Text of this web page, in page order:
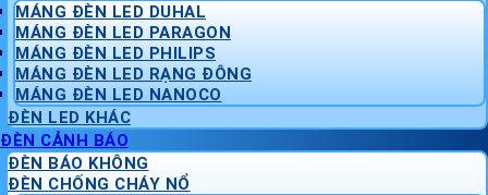
MÁNG ĐÈN LED DUHAL
MÁNG ĐÈN LED PARAGON
MÁNG ĐÈN LED PHILIPS
MÁNG ĐÈN LED RẠNG ĐÔNG
MÁNG ĐÈN LED NANOCO
ĐÈN LED KHÁC
ĐÈN CẢNH BÁO
ĐÈN BÁO KHÔNG
ĐÈN CHỐNG CHÁY NỔ